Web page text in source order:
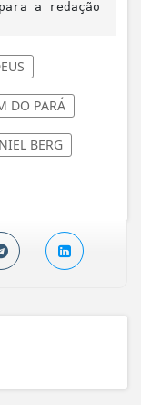
a redação
DO PARÁ
BERG